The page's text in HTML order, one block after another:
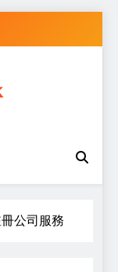
公司服務